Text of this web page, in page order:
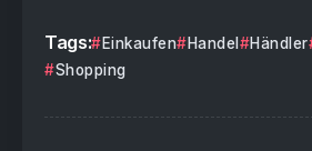
Tags: Einkaufen Handel Händler
Shopping